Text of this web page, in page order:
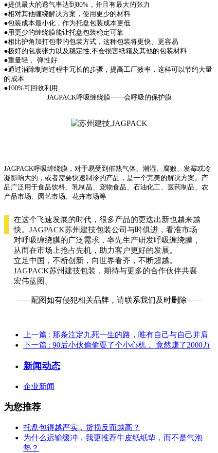
●提供最大的透气率达到 80% ， 并 且 有最大的张力
●相对其他缠绕解决方案 ， 使用 更少的材料
●包装成本最小化 ， 作为托盘包装成本更低
●用 更少的缠绕膜能让托盘包装稳定可靠
●相 比护角 加打包带的包装方式 ， 这种包装将更快、 更容易
●极好的包裹张力 以及稳定性,不会损害纸箱及其他的包装材料
●重量轻 ， 弹性好
●通过消 除制 造过程中冗长的步骤 ， 提高工厂效率 ， 这样可以节约大量
的成本
●100%可回收利 用
JAGPACK呼吸缠绕膜——会呼吸 的保护膜
JAGPACK呼吸缠绕膜 ， 对于易受到 催熟气体、 潮湿、 腐败、 发霉或冷
凝影响大的 ， 或者需要快速制 冷的产品 ， 是一个完美的解决方案。 产
品广泛 用于食品饮料、 乳制 品、 宠物食品、 石油化工、 医药制 品、 农
产品市场、 园 艺市场、 花卉市场等
在这个飞速发展的时代 ， 很多产品的更迭出新也越来越
快。 JAGPACK苏州建技包装公司 与时俱进 ， 看准市场
对呼吸缠绕膜的广泛需求 ， 率先生产研发呼吸缠绕膜 ，
从而在市场 上抢占先机 ， 助力客 户更好的发展。
立足中 国 ， 不断创 新 ， 向世界看齐 ， 不断超越。
JAGPACK苏州建技包装 ， 期待与更多的合作伙伴共襄
宏伟蓝图 。
——配图如有侵犯相关品牌 ， 请联系我们及 时删 除——
上一篇 : 那条注定九死一生的路，唯有自己与自己并肩
下一篇 : 90后小伙偷偷耍了个小心机， 竟然赚了2000万
新闻动态
企业新闻
为您推荐
托盘包得越严实，货损反而越高？
为什么运输缓冲，我更推荐牛皮纸纸垫，而不是气泡
垫？